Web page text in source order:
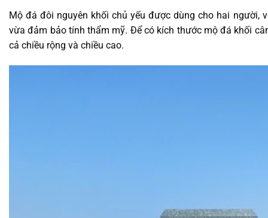
Mộ đá đôi nguyên khối chủ yếu được dùng cho hai người,
vừa đảm bảo tính thẩm mỹ. Để có kích thước mộ đá khối
cả chiều rộng và chiều cao.